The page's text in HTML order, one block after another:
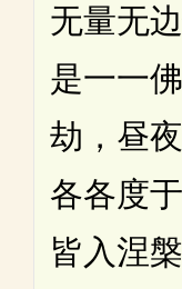
无量无
是一一
劫，昼
各各度
皆入涅